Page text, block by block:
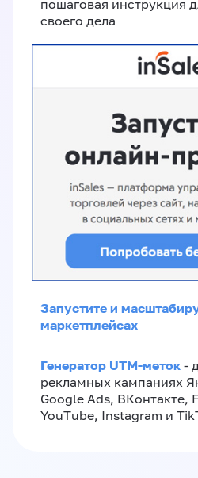
пошаговая инструкция
своего дела
Запустите и
маркетплейсах
Генератор UTM-меток -
рекламных кампаниях
Google Ads, ВКонтакте,
YouTube, Instagram и